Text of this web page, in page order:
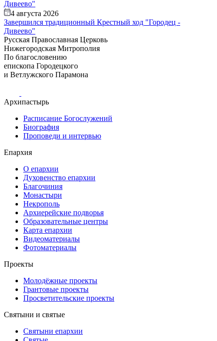
4 августа 2026
Завершился традиционный Крестный ход "Городец -
Дивеево"
Русская Православная Церковь
Нижегородская Митрополия
По благословению
епископа Городецкого
и Ветлужского Парамона
Архипастырь
Расписание Богослужений
Биография
Проповеди и интервью
Епархия
О епархии
Духовенство епархии
Благочиния
Монастыри
Некрополь
Архиерейские подворья
Образовательные центры
Карта епархии
Видеоматериалы
Фотоматериалы
Проекты
Молодёжные проекты
Грантовые проекты
Просветительские проекты
Святыни и святые
Святыни епархии